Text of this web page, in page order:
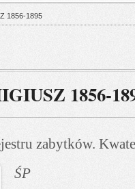
1856-1895
1856-
zabytków.
ŚP